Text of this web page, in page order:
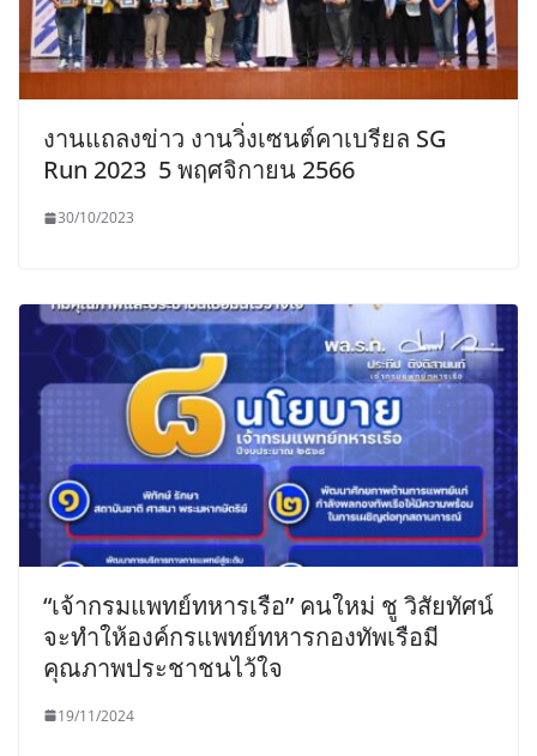
งานแถลงข่าว งานวิ่งเซนต์คาเบรียล SG
Run 2023 5 พฤศจิกายน 2566
30/10/2023
“เจ้ากรมแพทย์ทหารเรือ” คนใหม่ ชู วิสัยทัศน์
จะทำให้องค์กรแพทย์ทหารกองทัพเรือมี
คุณภาพประชาชนไว้ใจ
19/11/2024